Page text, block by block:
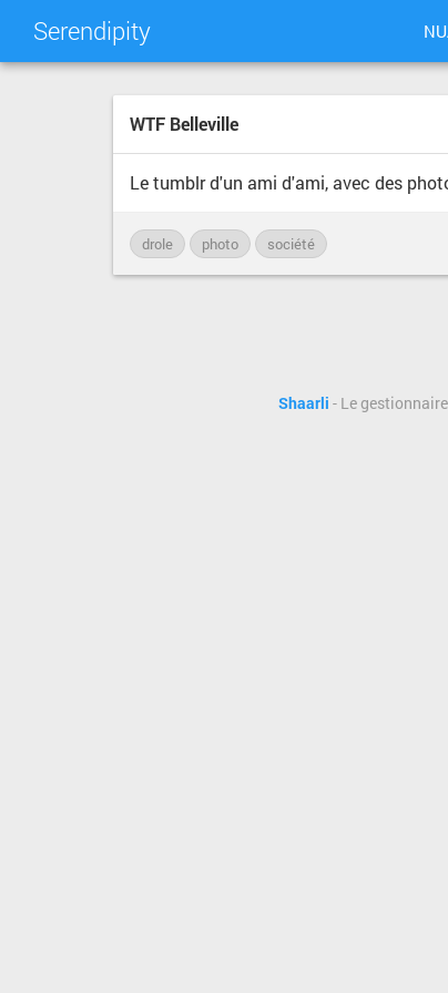
Serendipity
WTF Belleville
Le tumblr d'un ami d'ami, avec des
drole photo société
Shaarli - Le